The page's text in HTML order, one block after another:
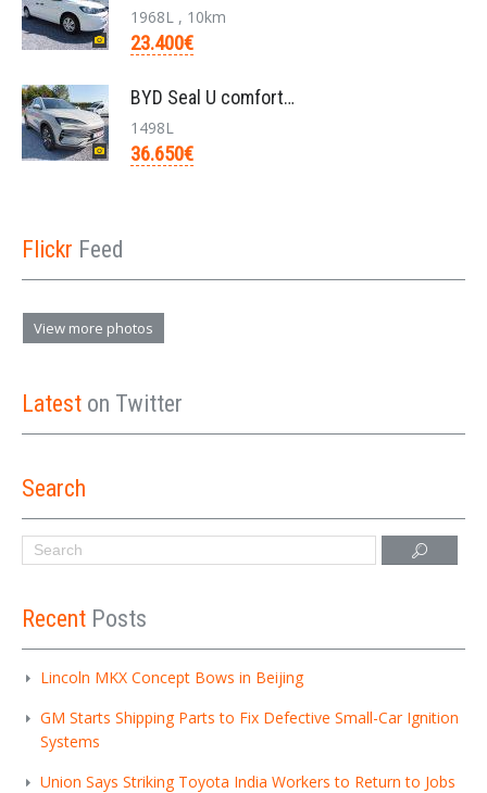
1968L , 10km
23.400€
BYD Seal U comfort/26.6kwh pHEV /nieuw/36650€/bj20
1498L
36.650€
Flickr Feed
View more photos
Latest on Twitter
Search
Recent Posts
Lincoln MKX Concept Bows in Beijing
GM Starts Shipping Parts to Fix Defective Small-Car Ignition
Systems
Union Says Striking Toyota India Workers to Return to Jobs